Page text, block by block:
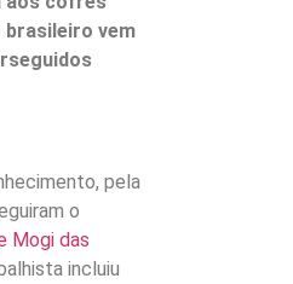
brasileiro vem
pela
o
Mogi das
incluiu